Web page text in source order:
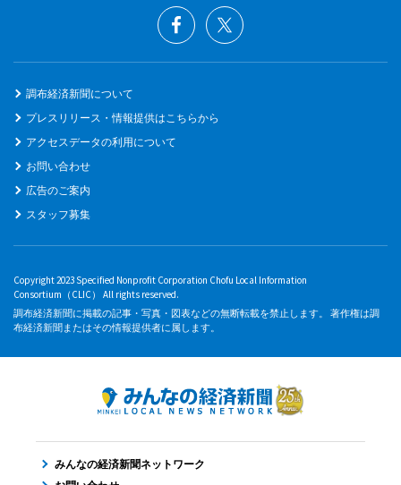
調布経済新聞について
プレスリリース・情報提供はこちらから
アクセスデータの利用について
お問い合わせ
広告のご案内
スタッフ募集
Copyright 2023 Specified Nonprofit Corporation Chofu Local Information
Consortium（CLIC） All rights reserved.
調布経済新聞に掲載の記事・写真・図表などの無断転載を禁止します。 著作権は調
布経済新聞またはその情報提供者に属します。
みんなの経済新聞ネットワーク